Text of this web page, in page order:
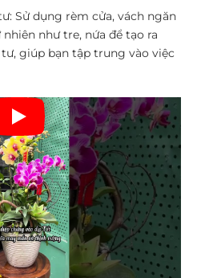
Sử dụng rèm cửa, vách ngăn
như tre, nứa để tạo ra
giúp bạn tập trung vào việc